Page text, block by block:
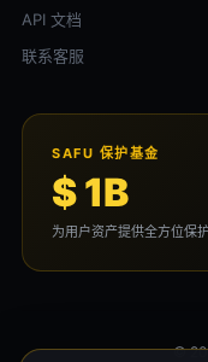
API 文档
联系客服
SAFU 保护基金
$ 1B
为用户资产提供全方位保
©